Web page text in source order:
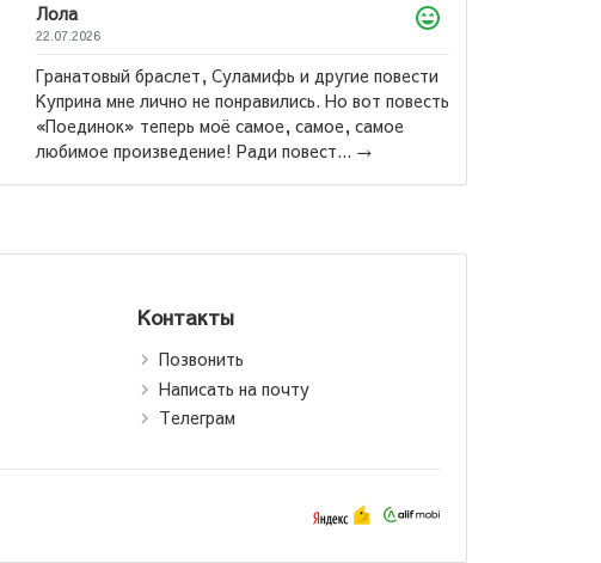
Лола
22.07.2026
Гранатовый браслет, Суламифь и другие повести
Куприна мне лично не понравились. Но вот повесть
«Поединок» теперь моё самое, самое, самое
любимое произведение! Ради повест... →
Контакты
Позвонить
Написать на почту
Телеграм